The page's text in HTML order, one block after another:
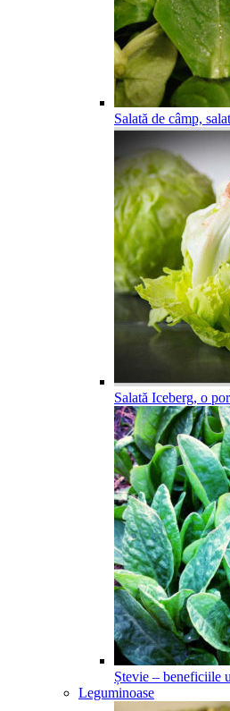
Salată de câmp,
Salată Iceberg, o
Ștevie – beneficiile
Leguminoase